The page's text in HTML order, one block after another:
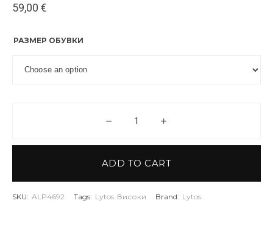
59,00 €
РАЗМЕР ОБУВКИ
Обувки BRAIES JAB TECH 2
ADD TO CART
SKU: ALP4692 Tags: Lytos Високи Brand: Lytos